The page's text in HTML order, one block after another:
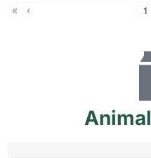
« ‹
Animal